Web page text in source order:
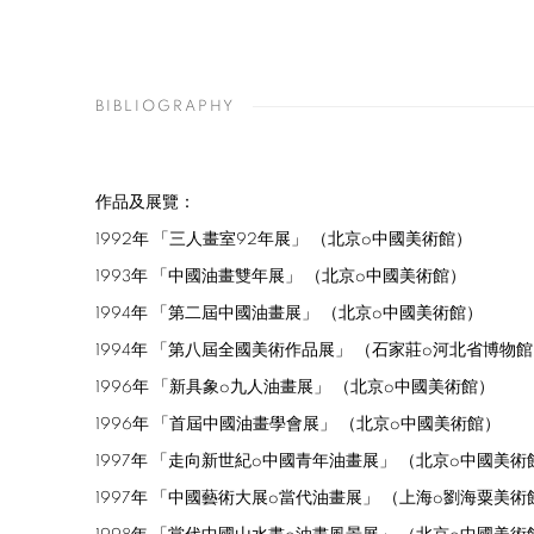
BIBLIOGRAPHY
作品及展覽：
1992年 「三人畫室92年展」 （北京o中國美術館）
1993年 「中國油畫雙年展」 （北京o中國美術館）
1994年 「第二屆中國油畫展」 （北京o中國美術館）
1994年 「第八屆全國美術作品展」 （石家莊o河北省博物館
1996年 「新具象 o九人油畫展」 （北京o中國美術館）
1996年 「首屆中國油畫學會展」 （北京o中國美術館）
1997年 「走向新世紀o中國青年油畫展」 （北京o中國美術
1997年 「中國藝術大展o當代油畫展」 （上海o劉海粟美術